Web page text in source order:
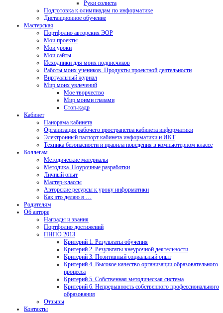
Руки солиста
Подготовка к олимпиадам по информатике
Дистанционное обучение
Мастерская
Портфолио авторских ЭОР
Мои проекты
Мои уроки
Мои сайты
Исходники для моих подписчиков
Работы моих учеников. Продукты проектной деятельности
Виртуальный журнал
Мир моих увлечений
Мое творчество
Мир моими глазами
Стоп-кадр
Кабинет
Панорама кабинета
Организация рабочего пространства кабинета информатики
Электронный паспорт кабинета информатики и ИКТ
Техника безопасности и правила поведения в компьютерном классе
Коллегам
Методические материалы
Методика. Поурочные разработки
Личный опыт
Мастер-классы
Авторские ресурсы к уроку информатики
Как это делаю я …
Родителям
Об авторе
Награды и звания
Портфолио достижений
ПНПО 2013
Критерий 1. Результаты обучения
Критерий 2. Результаты внеурочной деятельности
Критерий 3. Позитивный социальный опыт
Критерий 4. Высокое качество организации образовательного
процесса
Критерий 5. Собственная методическая система
Критерий 6. Непрерывность собственного профессионального
образования
Отзывы
Контакты